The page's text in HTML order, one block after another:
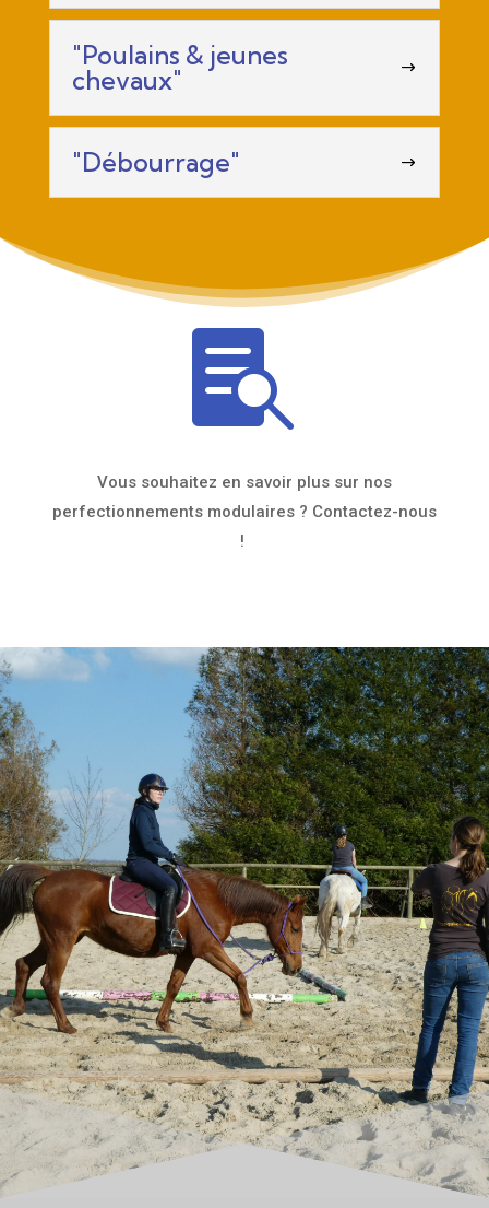
"Poulains & jeunes
chevaux"
"Débourrage"

Vous souhaitez en savoir plus sur nos
perfectionnements modulaires ? Contactez-nous
!